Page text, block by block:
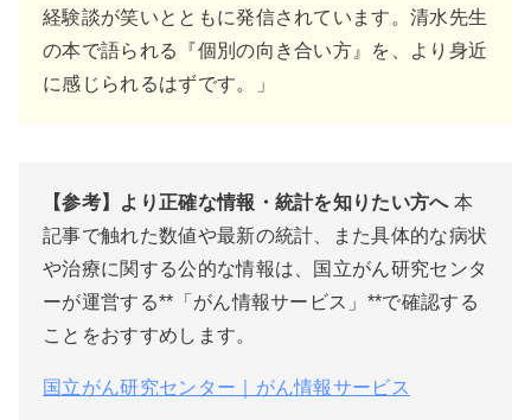
経験談が笑いとともに発信されています。清水先生
の本で語られる『個別の向き合い方』を、より身近
に感じられるはずです。」
【参考】より正確な情報・統計を知りたい方へ本
記事で触れた数値や最新の統計、また具体的な病状
や治療に関する公的な情報は、国立がん研究センタ
ーが運営する**「がん情報サービス」**で確認する
ことをおすすめします。
国立がん研究センター｜がん情報サービス